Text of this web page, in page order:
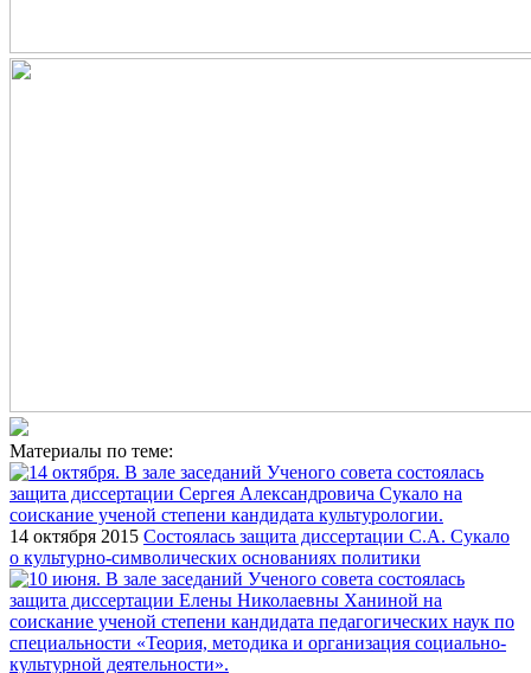
Материалы по теме:
14 октября 2015 Состоялась защита диссертации С.А. Сукало
о культурно-символических основаниях политики